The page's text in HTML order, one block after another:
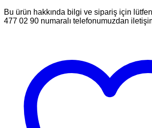
Bu ürün hakkında bilgi ve sipariş için
477 02 90 numaralı telefonumuzdan